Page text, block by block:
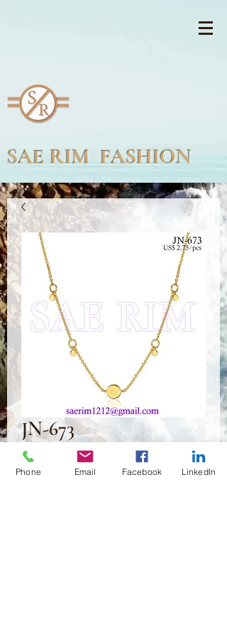
SAE RIM FASHION
JN-673
2,75 $US Prix
Phone Email Facebook LinkedIn